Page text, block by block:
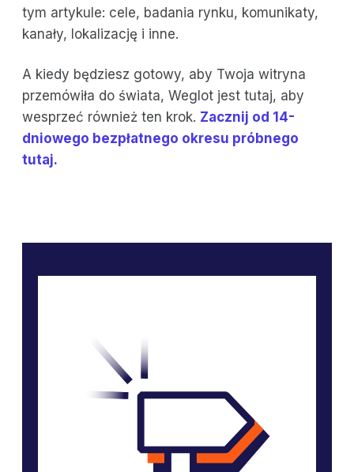
tym artykule: cele, badania rynku, komunikaty,
kanały, lokalizację i inne.
A kiedy będziesz gotowy, aby Twoja witryna
przemówiła do świata, Weglot jest tutaj, aby
wesprzeć również ten krok. Zacznij od 14-
dniowego bezpłatnego okresu próbnego
tutaj.